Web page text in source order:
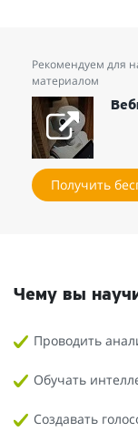
Рекомендуем для
материалом
Получить
Чему вы
Проводить
Обучать
Создавать